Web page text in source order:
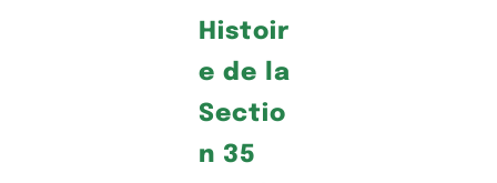
Histoir
e de la
Sectio
n 35